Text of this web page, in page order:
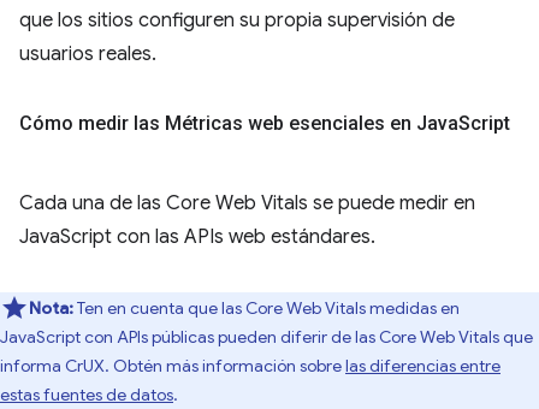
que los sitios configuren su propia supervisión de
usuarios reales.
Cómo medir las Métricas web esenciales en JavaScript
Cada una de las Core Web Vitals se puede medir en
JavaScript con las APIs web estándares.
Nota:Ten en cuenta que las Core Web Vitals medidas en
JavaScript con APIs públicas pueden diferir de las Core Web Vitals que
informa CrUX. Obtén más información sobrelas diferencias entre
estas fuentes de datos.